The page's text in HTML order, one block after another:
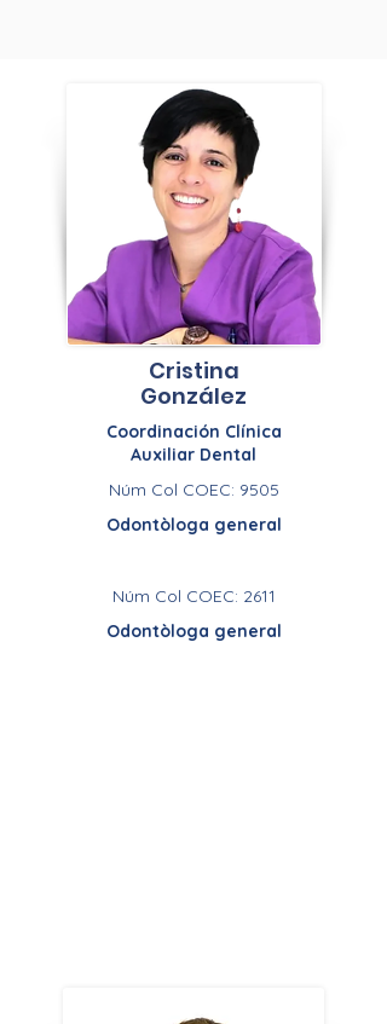
Cristina
González
Coordinación Clínica
Auxiliar Dental
Núm Col COEC: 9505
Odontòloga general
Núm Col COEC: 2611
Odontòloga general